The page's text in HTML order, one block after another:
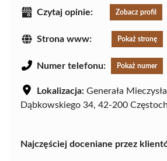
Czytaj opinie: Zobacz profil
Strona www: Pokaż stronę
Numer telefonu: Pokaż numer
Lokalizacja: Generała
Dąbkowskiego 34, 42-200
Najczęściej doceniane przez